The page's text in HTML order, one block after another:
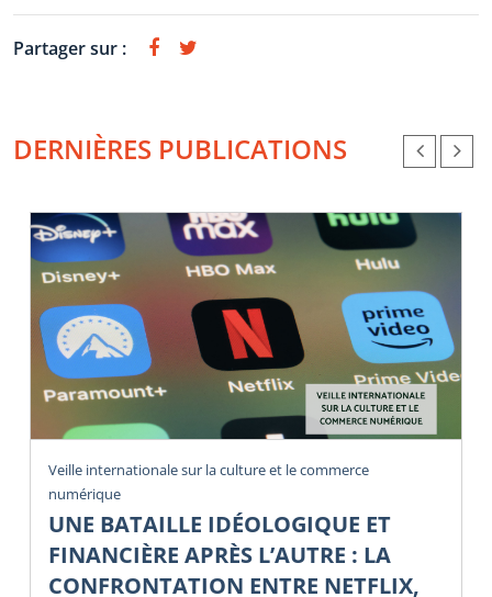
Partager sur :
DERNIÈRES PUBLICATIONS
Veille internationale sur la culture et le commerce
numérique
UNE BATAILLE IDÉOLOGIQUE ET
FINANCIÈRE APRÈS L’AUTRE : LA
CONFRONTATION ENTRE NETFLIX,